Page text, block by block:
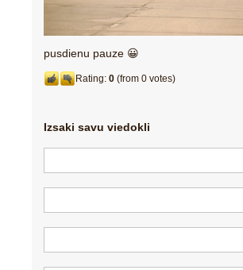
pusdienu pauze 😀
Rating: 0 (from 0 votes)
Izsaki savu viedokli